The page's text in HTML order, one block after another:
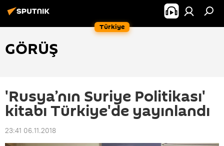
Türkiye
GÖRÜŞ
'Rusya’nın Suriye Politikası'
kitabı Türkiye'de yayınlandı
23:41 06.11.2018